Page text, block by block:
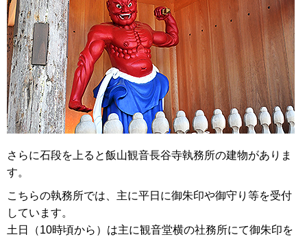
さらに石段を上ると飯山観音長谷寺執務所の建物がありま
す。
こちらの執務所では、主に平日に御朱印や御守り等を受付
しています。
土日（10時頃から）は主に観音堂横の社務所にて御朱印を